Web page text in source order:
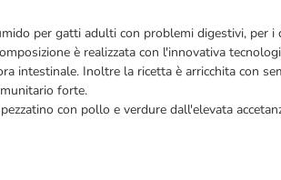
per gatti adulti con problemi digestivi, per i
è realizzata con l'innovativa
intestinale. Inoltre la ricetta è arricchita con
forte.
con pollo e verdure dall'elevata